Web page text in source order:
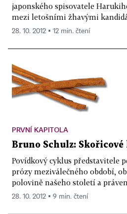
japonského spisovatele
mezi letošními žhavými
28. 10. 2012 ▪ 12 min. čtení
PRVNÍ KAPITOLA
Bruno Schulz: Skořicové
Povídkový cyklus představitele
prózy meziválečného období,
polovině našeho století a
28. 10. 2012 ▪ 9 min. čtení